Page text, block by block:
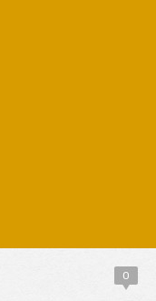
0